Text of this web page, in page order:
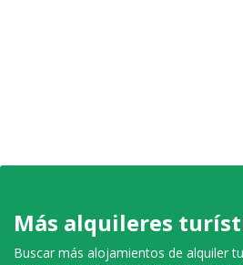
Más alquileres
Buscar más alojamientos de alquiler